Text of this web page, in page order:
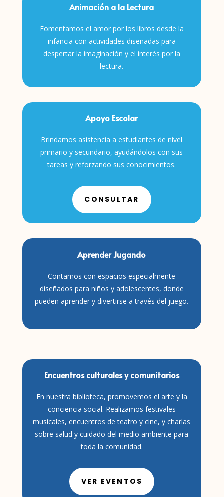
Animación a la Lectura
Fomentamos el amor por los libros desde la
infancia con actividades diseñadas para
despertar la imaginación y el interés por la
lectura.
Apoyo Escolar
Brindamos asistencia a estudiantes de nivel
primario y secundario, ayudándolos con sus
tareas y reforzando sus conocimientos.
CONSULTAR
Aprender Jugando
Contamos con espacios especialmente
diseñados para niños y adolescentes, donde
pueden aprender y divertirse a través del juego.
Encuentros culturales y comunitarios
En nuestra biblioteca, promovemos el arte y la
conciencia social. Realizamos festivales
musicales, encuentros de teatro y cine, y charlas
sobre salud y cuidado del medio ambiente para
toda la comunidad.
VER EVENTOS